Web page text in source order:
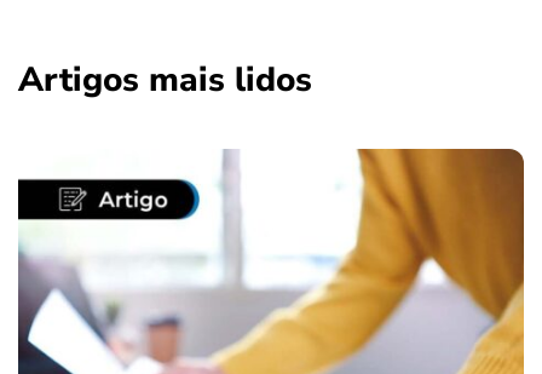
Artigos mais lidos